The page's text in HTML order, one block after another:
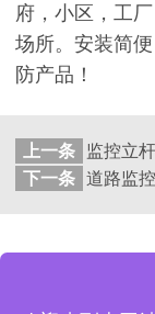
府，小区，工
场所。安装简
防产品！
上一条
下一条
深圳市精